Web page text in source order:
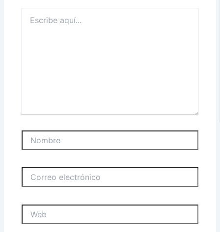
aquí...
electrónico